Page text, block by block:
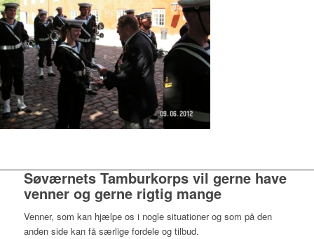
Søværnets Tamburkorps vil gerne have
venner og gerne rigtig mange
Venner, som kan hjælpe os i nogle situationer og som på den
anden side kan få særlige fordele og tilbud.